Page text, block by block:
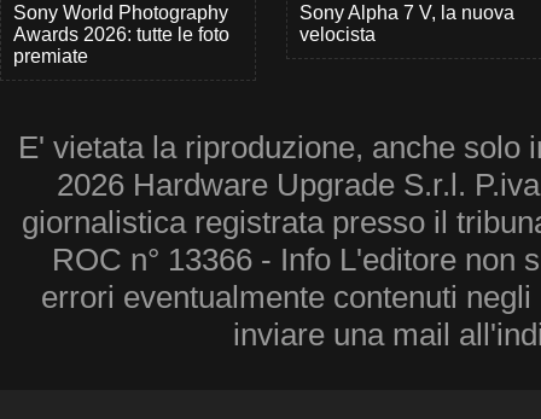
Sony World Photography
Awards 2026: tutte le foto
premiate
Sony Alpha 7 V, la nuova
velocista
E' vietata la riproduzione, anche solo
2026 Hardware Upgrade S.r.l.
giornalistica registrata presso il
ROC n° 13366 - Info L'editore non
errori eventualmente contenuti
inviare una mail